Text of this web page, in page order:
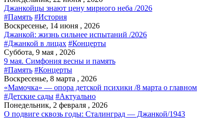
Джанкойцы знают цену мирного неба /2026
#Память #История
Воскресенье, 14 июня , 2026
Джанкой: жизнь сильнее испытаний /2026
#Джанкой в лицах #Концерты
Суббота, 9 мая , 2026
9 мая. Симфония весны и память
#Память #Концерты
Воскресенье, 8 марта , 2026
«Мамочка» — опора детской психики /8 марта о главном
#Детские сады #Актуально
Понедельник, 2 февраля , 2026
О подвиге сквозь годы: Сталинград — Джанкой/1943